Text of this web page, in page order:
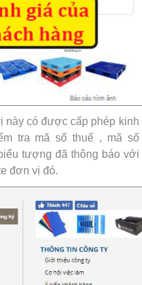
này có được cấp phép kinh
tra mã số thuế , mã số
tượng đã thông báo với
đơn vị đó.